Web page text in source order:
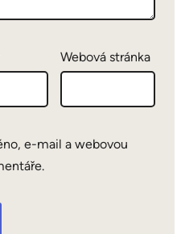
Webová stránka
e-mail a webovou